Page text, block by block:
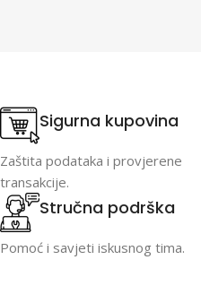
Sigurna kupovina
Zaštita podataka i provjerene
transakcije.
Stručna podrška
Pomoć i savjeti iskusnog tima.